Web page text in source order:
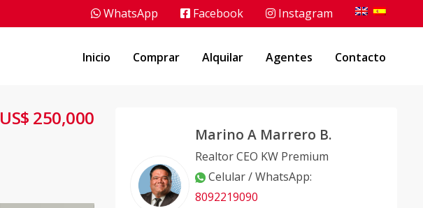
WhatsApp Facebook Instagram
Inicio Comprar Alquilar Agentes Contacto
US$ 250,000
Marino A Marrero B.
Realtor CEO KW Premium
Celular / WhatsApp:
8092219090